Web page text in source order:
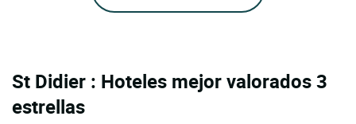
St Didier : Hoteles mejor valorados 3
estrellas